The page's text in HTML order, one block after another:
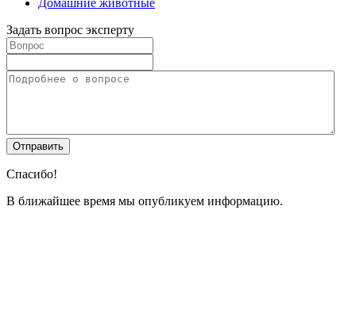
Домашние животные
Задать вопрос эксперту
Спасибо!
В ближайшее время мы опубликуем информацию.